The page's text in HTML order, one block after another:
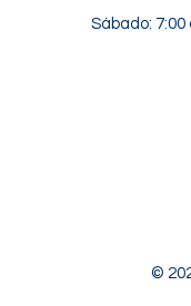
Sábado: 7:00
©